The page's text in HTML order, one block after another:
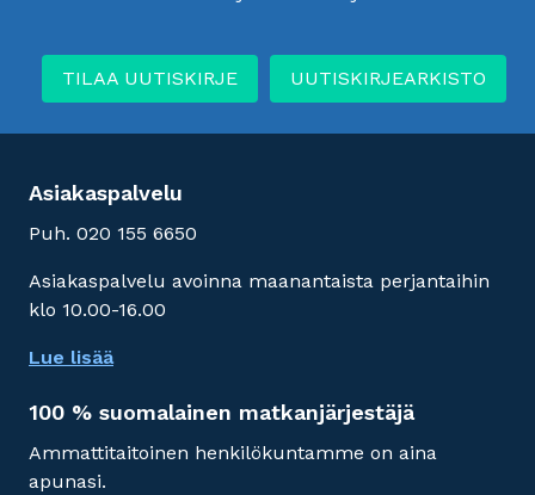
TILAA UUTISKIRJE UUTISKIRJEARKISTO
Asiakaspalvelu
Puh. 020 155 6650
Asiakaspalvelu avoinna maanantaista perjantaihin
klo 10.00-16.00
Lue lisää
100 % suomalainen matkanjärjestäjä
Ammattitaitoinen henkilökuntamme on aina
apunasi.